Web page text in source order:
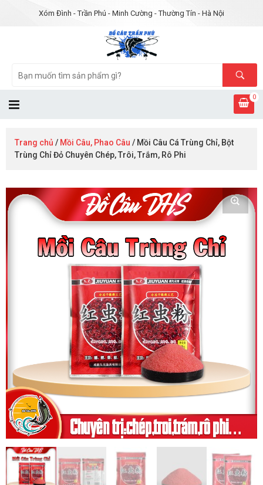
Xóm Đình - Trần Phú - Minh Cường - Thường Tín - Hà Nội
0
Trang chủ / Mồi Câu, Phao Câu / Mồi Câu Cá Trùng Chỉ, Bột
Trùng Chỉ Đỏ Chuyên Chép, Trôi, Trắm, Rô Phi